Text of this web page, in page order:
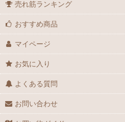
売れ筋ランキング
おすすめ商品
マイページ
お気に入り
よくある質問
お問い合わせ